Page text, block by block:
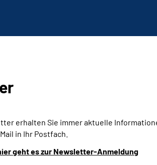
erhalten Sie immer aktuelle
in Ihr Postfach.
geht es zur Newsletter-Anmeldung